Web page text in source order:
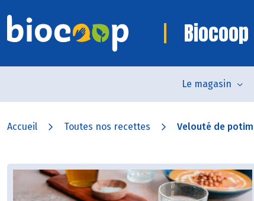
Le magasin
Accueil Toutes nos recettes Velouté de